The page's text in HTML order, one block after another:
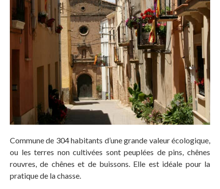
Commune de 304 habitants d’une grande valeur écologique,
ou les terres non cultivées sont peuplées de pins, chênes
rouvres, de chênes et de buissons. Elle est idéale pour la
pratique de la chasse.